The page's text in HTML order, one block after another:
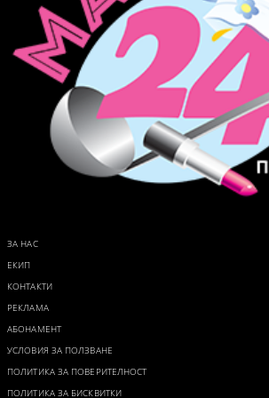
ЗА НАС
ЕКИП
КОНТАКТИ
РЕКЛАМА
АБОНАМЕНТ
УСЛОВИЯ ЗА ПОЛЗВАНЕ
ПОЛИТИКА ЗА ПОВЕРИТЕЛНОСТ
ПОЛИТИКА ЗА БИСКВИТКИ